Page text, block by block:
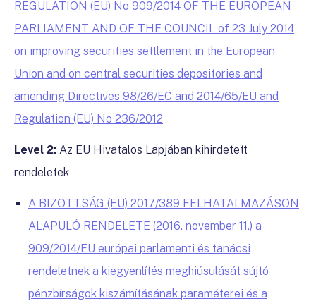
REGULATION (EU) No 909/2014 OF THE EUROPEAN
PARLIAMENT AND OF THE COUNCIL of 23 July 2014
on improving securities settlement in the European
Union and on central securities depositories and
amending Directives 98/26/EC and 2014/65/EU and
Regulation (EU) No 236/2012
Level 2: Az EU Hivatalos Lapjában kihirdetett
rendeletek
A BIZOTTSÁG (EU) 2017/389 FELHATALMAZÁSON
ALAPULÓ RENDELETE (2016. november 11.) a
909/2014/EU európai parlamenti és tanácsi
rendeletnek a kiegyenlítés meghiúsulását sújtó
pénzbírságok kiszámításának paraméterei és a